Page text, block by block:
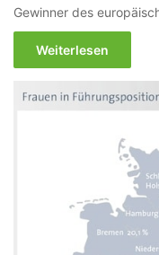
Gewinner des
Weiterlesen